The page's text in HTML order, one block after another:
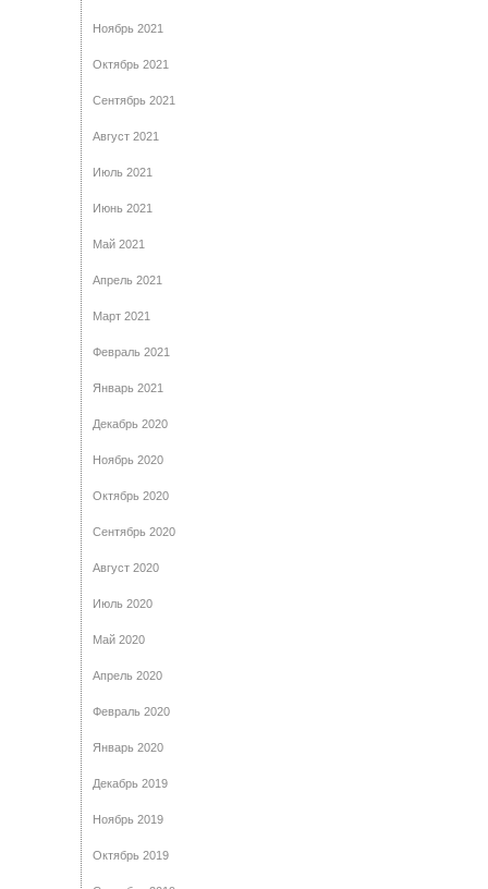
Ноябрь 2021
Октябрь 2021
Сентябрь 2021
Август 2021
Июль 2021
Июнь 2021
Май 2021
Апрель 2021
Март 2021
Февраль 2021
Январь 2021
Декабрь 2020
Ноябрь 2020
Октябрь 2020
Сентябрь 2020
Август 2020
Июль 2020
Май 2020
Апрель 2020
Февраль 2020
Январь 2020
Декабрь 2019
Ноябрь 2019
Октябрь 2019